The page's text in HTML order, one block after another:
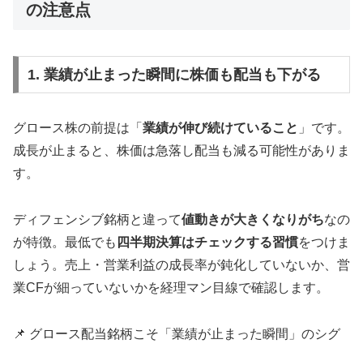
の注意点
1. 業績が止まった瞬間に株価も配当も下がる
グロース株の前提は「 業績が伸び続けていること 」です。
成長が止まると、株価は急落し配当も減る可能性がありま
す。
ディフェンシブ銘柄と違って値動きが大きくなりがちなの
が特徴。最低でも 四半期決算はチェックする習慣をつけま
しょう。売上・営業利益の成長率が鈍化していないか、営
業CFが細っていないかを経理マン目線で確認します。
📌 グロース配当銘柄こそ「業績が止まった瞬間」のシグ